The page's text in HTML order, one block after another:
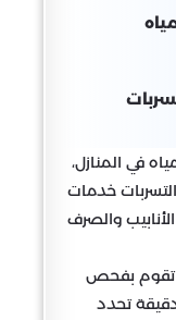
في المنازل،
خدمات
والصرف
تقوم بفحص
تحدد